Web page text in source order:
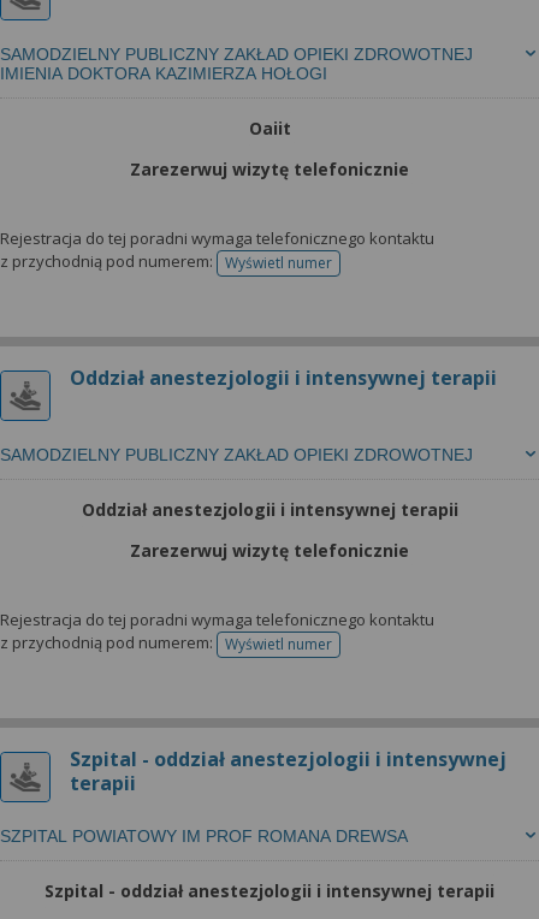
SAMODZIELNY PUBLICZNY ZAKŁAD OPIEKI ZDROWOTNEJ
IMIENIA DOKTORA KAZIMIERZA HOŁOGI
Oaiit
Zarezerwuj wizytę telefonicznie
Rejestracja do tej poradni wymaga telefonicznego kontaktu
z przychodnią pod numerem:
Wyświetl numertelefonu do rejestracji
Oddział anestezjologii i intensywnej terapii
SAMODZIELNY PUBLICZNY ZAKŁAD OPIEKI ZDROWOTNEJ
Oddział anestezjologii i intensywnej terapii
Zarezerwuj wizytę telefonicznie
Rejestracja do tej poradni wymaga telefonicznego kontaktu
z przychodnią pod numerem:
Wyświetl numertelefonu do rejestracji
Szpital - oddział anestezjologii i intensywnej
terapii
SZPITAL POWIATOWY IM PROF ROMANA DREWSA
Szpital - oddział anestezjologii i intensywnej terapii